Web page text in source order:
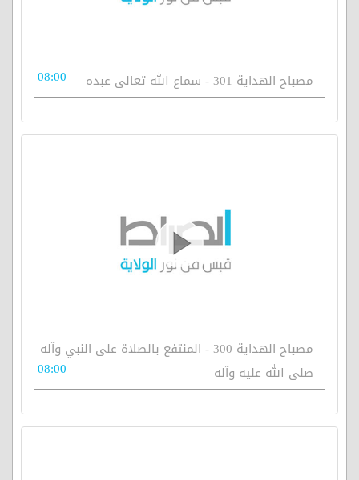
مصباح الهداية 301 - سماع الله تعالى عبده 08:00
مصباح الهداية 300 - المنتفع بالصلاة على النبي وآله
صلى الله عليه وآله
08:00